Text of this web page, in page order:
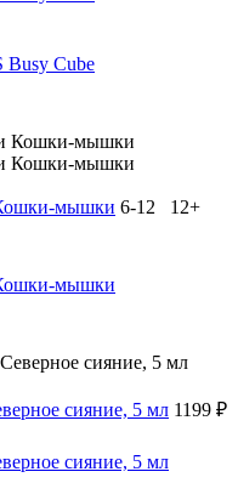
Busy Сube
мышки 6-12 12+
мышки
сияние, 5 мл 1199 ₽
сияние, 5 мл